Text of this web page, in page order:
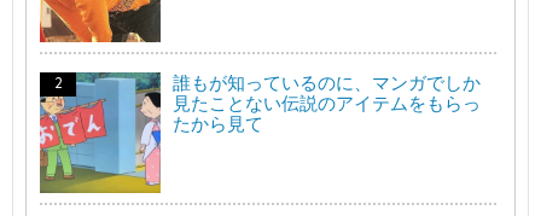
誰もが知っているのに、マンガでしか
見たことない伝説のアイテムをもらっ
たから見て